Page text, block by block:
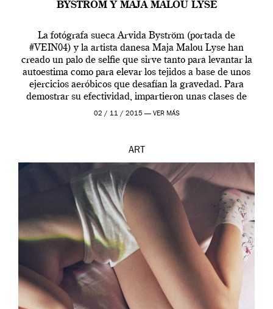
BYSTRÖM Y MAJA MALOU LYSE
La fotógrafa sueca Arvida Byström (portada de
#VEIN04) y la artista danesa Maja Malou Lyse han
creado un palo de selfie que sirve tanto para levantar la
autoestima como para elevar los tejidos a base de unos
ejercicios aeróbicos que desafían la gravedad. Para
demostrar su efectividad, impartieron unas clases de
prueba en el Tate […]
02 / 11 / 2015 — VER MÁS
ART